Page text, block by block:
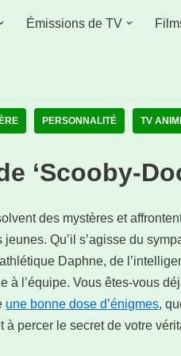
Émissions de TV
PERSONNALITÉ TV
‘Scooby-
des mystères et
Qu’il s’agisse du
Daphne, de
à l’équipe. Vous êtes-vous
une bonne dose d’énigmes,
percer le secret de votre